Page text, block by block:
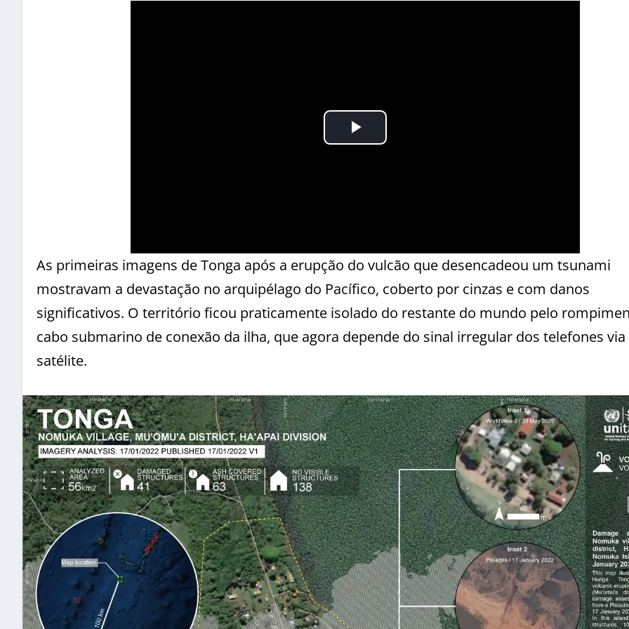
As primeiras imagens de Tonga após a erupção do vulcão que desencadeou um tsunami
mostravam a devastação no arquipélago do Pacífico, coberto por cinzas e com danos
significativos. O território ficou praticamente isolado do restante do mundo pelo
cabo submarino de conexão da ilha, que agora depende do sinal irregular dos telefones via
satélite.